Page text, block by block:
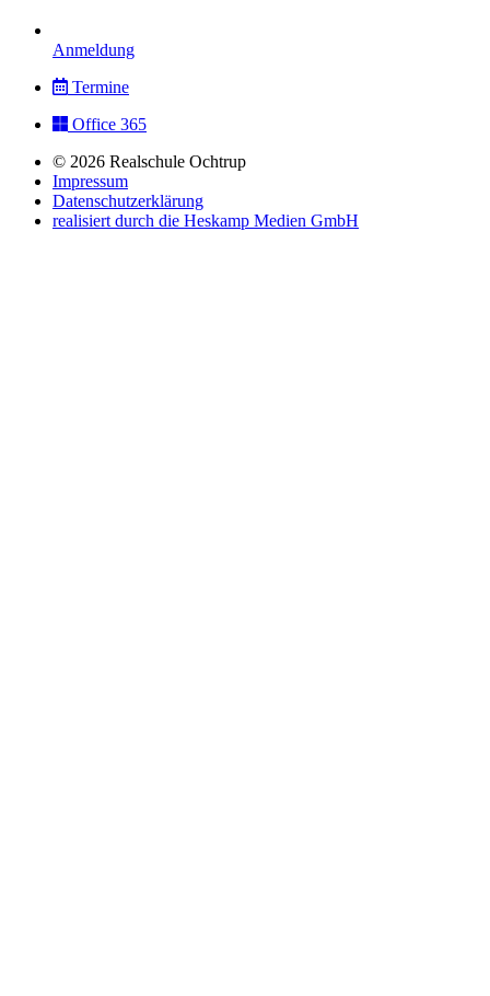
Anmeldung
Termine
Office 365
© 2026 Realschule Ochtrup
Impressum
Datenschutzerklärung
realisiert durch die Heskamp Medien GmbH